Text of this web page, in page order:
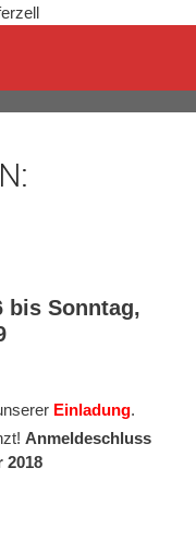
bis Sonntag,
Einladung.
Anmeldeschluss
2018